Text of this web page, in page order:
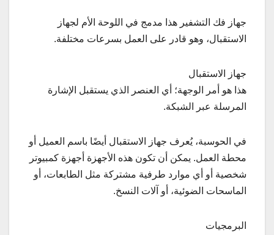
جهاز فك التشفير هذا مدمج في اللوحة الأم لجهاز
الاستقبال، وهو قادر على العمل بسرعات مختلفة.
جهاز الاستقبال
هذا هو أمر الوجهة؛ أي العنصر الذي يستقبل الإشارة
المرسلة عبر الشبكة.
في الحوسبة، يُعرف جهاز الاستقبال أيضًا باسم العميل أو
محطة العمل. يمكن أن تكون هذه الأجهزة أجهزة كمبيوتر
شخصية أو أي موارد طرفية مشتركة مثل الطابعات، أو
الماسحات الضوئية، أو آلات النسخ.
البرمجيات